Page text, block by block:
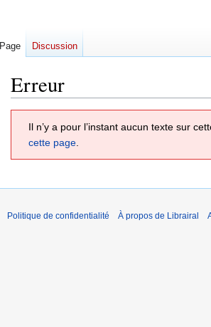
Erreur
Il n’y a pour l’instant aucun texte sur
cette page.
Page Discussion
Politique de confidentialité À propos de Librairal